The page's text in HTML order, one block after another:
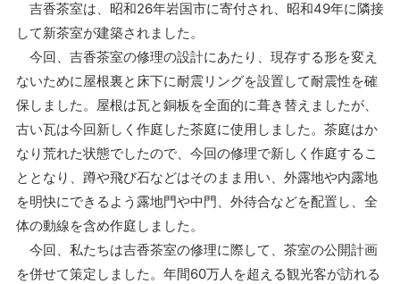
吉香茶室は、昭和26年岩国市に寄付され、昭和49年に隣接
して新茶室が建築されました。
今回、吉香茶室の修理の設計にあたり、現存する形を変え
ないために屋根裏と床下に耐震リングを設置して耐震性を確
保しました。屋根は瓦と銅板を全面的に葺き替えましたが、
古い瓦は今回新しく作庭した茶庭に使用しました。茶庭はか
なり荒れた状態でしたので、今回の修理で新しく作庭するこ
ととなり、蹲や飛び石などはそのまま用い、外露地や内露地
を明快にできるよう露地門や中門、外待合などを配置し、全
体の動線を含め作庭しました。
今回、私たちは吉香茶室の修理に際して、茶室の公開計画
を併せて策定しました。年間60万人を超える観光客が訪れる